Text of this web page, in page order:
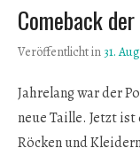
Comeback
Veröffentlicht in 31.
Jahrelang war der
neue Taille. Jetzt
Röcken und